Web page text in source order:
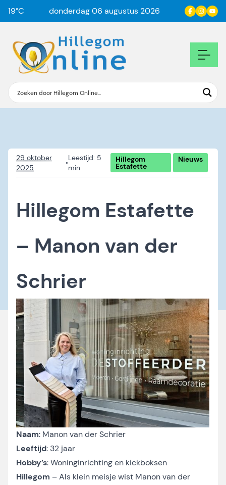
19°C donderdag 06 augustus 2026
29 oktober
2025
• Hillegom
Estafette
Nieuws
Hillegom Estafette
– Manon van der
Schrier
Naam: Manon van der Schrier
Leeftijd: 32 jaar
Hobby’s: Woninginrichting en kickboksen
Hillegom – Als klein meisje wist Manon van der